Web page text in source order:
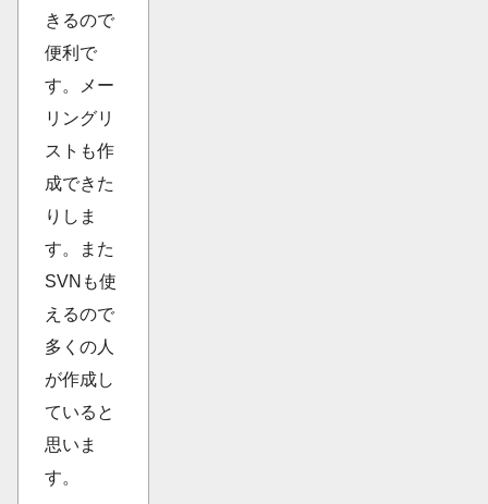
きるので
便利で
す。メー
リングリ
ストも作
成できた
りしま
す。また
SVNも使
えるので
多くの人
が作成し
ていると
思いま
す。